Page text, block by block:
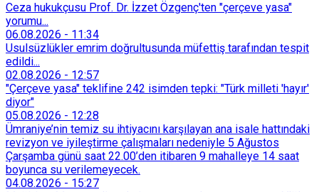
Ceza hukukçusu Prof. Dr. İzzet Özgenç'ten "çerçeve yasa"
yorumu...
06.08.2026 - 11:34
Usulsüzlükler emrim doğrultusunda müfettiş tarafından tespit
edildi...
02.08.2026 - 12:57
"Çerçeve yasa" teklifine 242 isimden tepki: "Türk milleti 'hayır'
diyor"
05.08.2026 - 12:28
Ümraniye’nin temiz su ihtiyacını karşılayan ana isale hattındaki
revizyon ve iyileştirme çalışmaları nedeniyle 5 Ağustos
Çarşamba günü saat 22.00’den itibaren 9 mahalleye 14 saat
boyunca su verilemeyecek.
04.08.2026 - 15:27